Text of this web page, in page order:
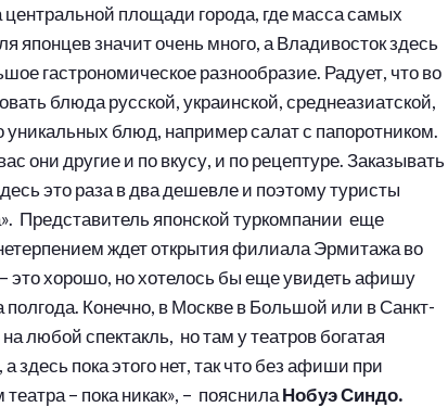
площади города, где масса самых
японцев значит очень много, а Владивосток здесь
гастрономическое разнообразие. Радует, что во
блюда русской, украинской, среднеазиатской,
уникальных блюд, например салат с папоротником.
они другие и по вкусу, и по рецептуре. Заказывать
это раза в два дешевле и поэтому туристы
Представитель японской туркомпании еще
ждет открытия филиала Эрмитажа во
хорошо, но хотелось бы еще увидеть афишу
полгода. Конечно, в Москве в Большой или в Санкт-
любой спектакль, но там у театров богатая
здесь пока этого нет, так что без афиши при
– пока никак», – пояснилаНобуэ Синдо.